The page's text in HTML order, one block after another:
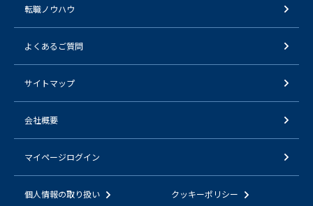
転職ノウハウ
よくあるご質問
サイトマップ
会社概要
マイページログイン
個人情報の取り扱い クッキーポリシー